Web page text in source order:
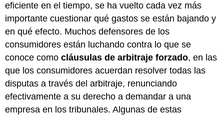
eficiente en el tiempo, se ha vuelto cada vez más
importante cuestionar qué gastos se están bajando y
en qué efecto. Muchos defensores de los
consumidores están luchando contra lo que se
conoce comocláusulas de arbitraje forzado, en las
que los consumidores acuerdan resolver todas las
disputas a través del arbitraje, renunciando
efectivamente a su derecho a demandar a una
empresa en los tribunales. Algunas de estas